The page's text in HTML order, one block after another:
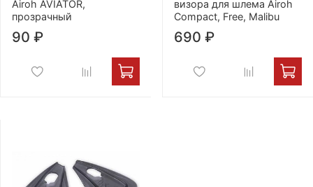
Airoh AVIATOR,
прозрачный
90 ₽
визора для шлема Airoh
Compact, Free, Malibu
690 ₽